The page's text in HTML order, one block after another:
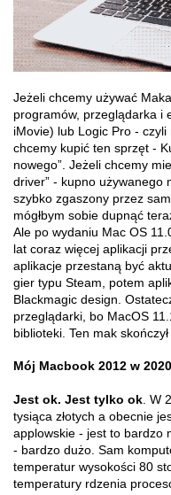
Jeżeli chcemy używać
programów, przeglądarka i
iMovie) lub Logic Pro -
chcemy kupić ten sprzęt -
nowego”. Jeżeli chcemy
driver” - kupno używanego
szybko zgaszony przez
mógłbym sobie dupnąć
Ale po wydaniu Mac OS
lat coraz więcej aplikacji
aplikacje przestaną być
gier typu Steam, potem
Blackmagic design.
przeglądarki, bo MacOS
biblioteki. Ten mak
Mój Macbook 2012 w 2020
Jest ok. Jest tylko ok . W
tysiąca złotych a obecnie
applowskie - jest to bardzo
- bardzo dużo. Sam
temperatur wysokości 80
temperatury rdzenia